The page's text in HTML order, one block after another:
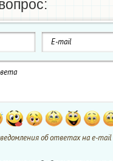
об ответах на e-mail